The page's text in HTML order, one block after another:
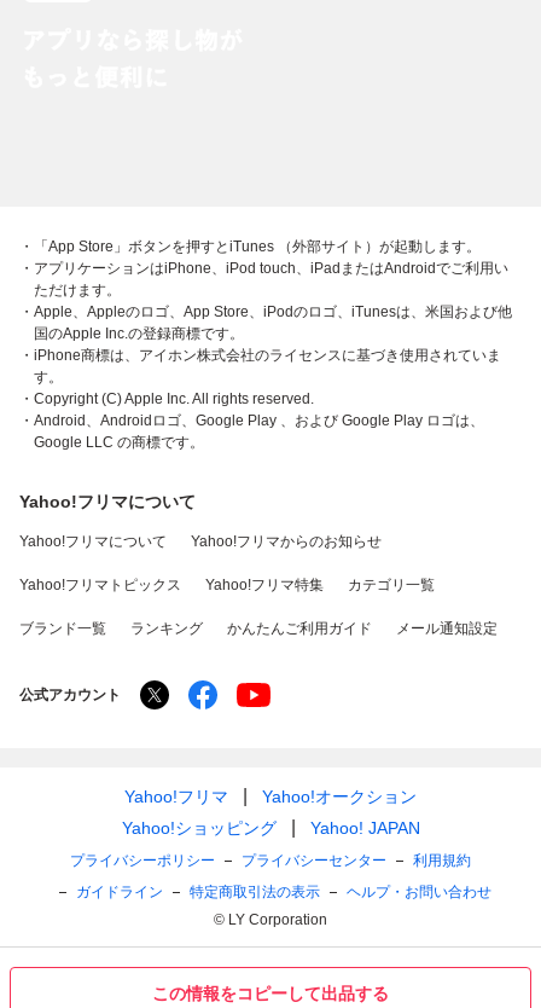
この情報をコピーして出品する
・「App Store」ボタンを押すとiTunes （外部サイト）が起動します。
・アプリケーションはiPhone、iPod touch、iPadまたはAndroidでご利用い
ただけます。
・Apple、Appleのロゴ、App Store、iPodのロゴ、iTunesは、米国および他
国のApple Inc.の登録商標です。
・iPhone商標は、アイホン株式会社のライセンスに基づき使用されていま
す。
・Copyright (C) Apple Inc. All rights reserved.
・Android、Androidロゴ、Google Play 、および Google Play ロゴは、
Google LLC の商標です。
Yahoo!フリマについて
Yahoo!フリマについて Yahoo!フリマからのお知らせ
Yahoo!フリマトピックス Yahoo!フリマ特集 カテゴリ一覧
ブランド一覧 ランキング かんたんご利用ガイド メール通知設定
公式アカウント
Yahoo!フリマ
Yahoo!オークション
Yahoo!ショッピング
Yahoo! JAPAN
プライバシーポリシー プライバシーセンター
利用規約
ガイドライン
特定商取引法の表示
ヘルプ・お問い合わせ
© LY Corporation